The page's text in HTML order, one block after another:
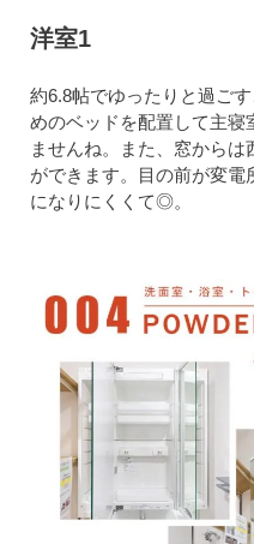
洋室1
約6.8帖でゆったりと過ご
めのベッドを配置して主寝
ませんね。また、窓から
ができます。目の前が変
になりにくくて◎。